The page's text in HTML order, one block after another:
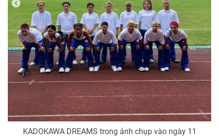
KADOKAWA DREAMS trong ảnh chụp vào ngày 11